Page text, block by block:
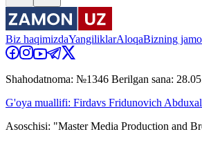
Biz haqimizdaYangiliklarAloqaBizning
Shahodatnoma: №1346 Berilgan sana:
G'oya muallifi: Firdavs Fridunovich
Asoschisi: "Master Media Production and